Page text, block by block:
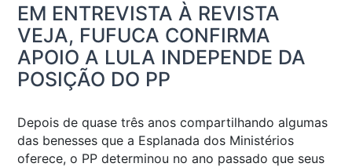
EM ENTREVISTA À REVISTA
VEJA, FUFUCA CONFIRMA
APOIO A LULA INDEPENDE DA
POSIÇÃO DO PP
Depois de quase três anos compartilhando algumas
das benesses que a Esplanada dos Ministérios
oferece, o PP determinou no ano passado que seus